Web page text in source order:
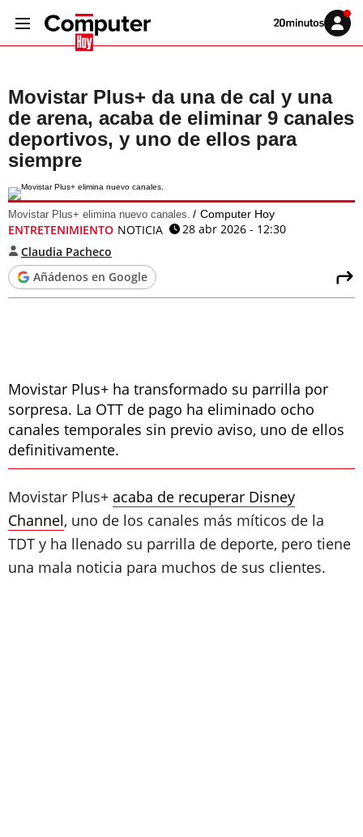
Volver
Iniciar
sesión
Movistar Plus+ da una de cal y una
de arena, acaba de eliminar 9 canales
deportivos, y uno de ellos para
siempre
Movistar Plus+ elimina nuevo canales. Computer Hoy
ENTRETENIMIENTO NOTICIA
28 abr 2026 - 12:30
Claudia Pacheco
Añádenos en Google
Movistar Plus+ ha transformado su parrilla por
sorpresa. La OTT de pago ha eliminado ocho
canales temporales sin previo aviso, uno de ellos
definitivamente.
Movistar Plus+ acaba de recuperar Disney
Channel, uno de los canales más míticos de la
TDT y ha llenado su parrilla de deporte, pero tiene
una mala noticia para muchos de sus clientes.